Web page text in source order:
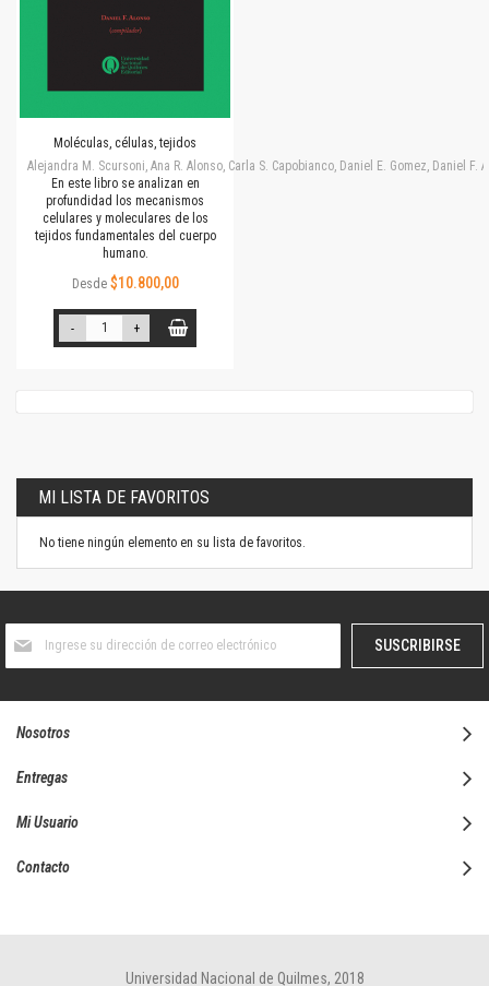
Moléculas, células, tejidos
Alejandra M. Scursoni, Ana R. Alonso, Carla S. Capobianco, Daniel E. Gomez, Daniel
En este libro se analizan en
profundidad los mecanismos
celulares y moleculares de los
tejidos fundamentales del cuerpo
humano.
Desde $10.800,00
- +
MI LISTA DE FAVORITOS
No tiene ningún elemento en su lista de favoritos.
boletín
SUSCRIBIRSE
Nosotros
Entregas
Mi Usuario
Contacto
Universidad Nacional de Quilmes, 2018